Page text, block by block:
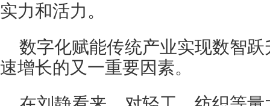
实力和活力。
数字化赋能传统产业实现数智
速增长的又一重要因素。